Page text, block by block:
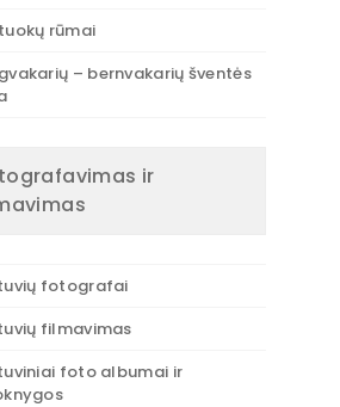
rūmai
– bernvakarių šventės
ir
fotografai
filmavimas
foto albumai ir